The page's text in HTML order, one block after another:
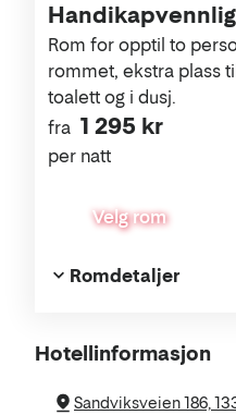
fra 1 295 kr
per natt
Rom for opptil to
rommet, ekstra plass
toalett og i dusj.
Velg rom
Romdetaljer
Om
hotellet
Hotellinformasjon
Sandviksveien 186,